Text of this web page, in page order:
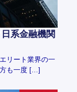
系金融機関
リート業界の一
も一度 […]